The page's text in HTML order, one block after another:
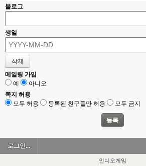
블로그
생일
메일링 가입
예
아니오
쪽지 허용
모두 허용
등록된 친구들만 허용 모두 금지
로그인...
인디오게임